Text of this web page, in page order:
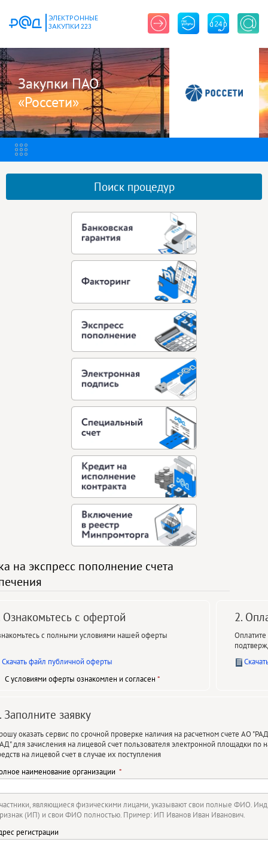
ЭЛЕКТРОННЫЕ
ЗАКУПКИ 223
Закупки ПАО
«Россети»
Поиск процедур
на экспресс пополнение счета
Ознакомьтесь с офертой
с полными условиями нашей оферты
Скачать файл публичной оферты
С условиями оферты ознакомлен и согласен
2.
Оплатите
Заполните заявку
оказать сервис по срочной проверке наличия на расчетном счете АО
для зачисления на лицевой счет пользователя электронной площадки по
на лицевой счет в случае их поступления
наименование организации
являющиеся физическими лицами, указывают свои полные ФИО.
(ИП) и свои ФИО полностью. Пример: ИП Иванов Иван Иванович.
регистрации